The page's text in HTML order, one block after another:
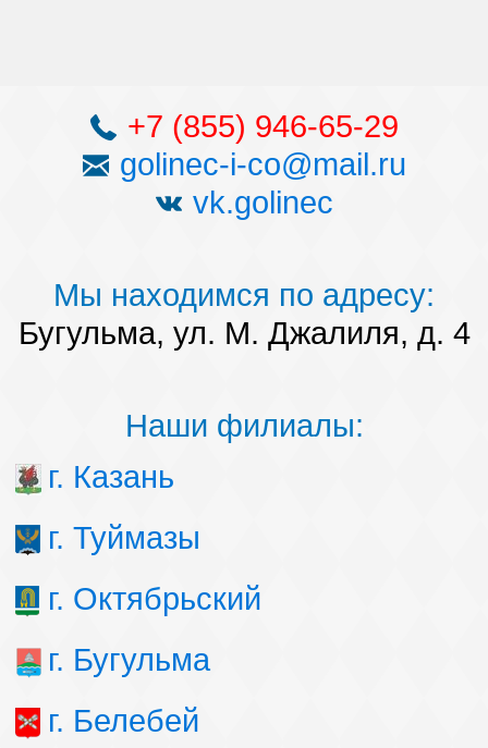
+7 (855) 946-65-29
golinec-i-co@mail.ru
vk.golinec
Мы находимся по адресу:
Бугульма, ул. М. Джалиля, д. 4
Наши филиалы:
г. Казань
г. Туймазы
г. Октябрьский
г. Бугульма
г. Белебей